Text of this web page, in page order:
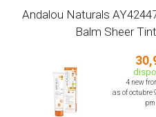
Andalou Naturals
Balm Sheer
4 new
as of octubre
pm